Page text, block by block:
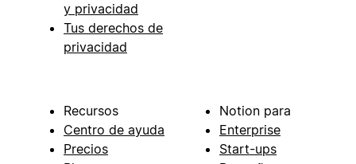
y privacidad
Tus derechos de
privacidad
Recursos
Centro de ayuda
Precios
Notion para
Enterprise
Start-ups